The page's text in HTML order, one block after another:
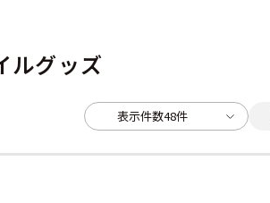
カードスリーブ・カード収納ケース
アパレル小物
ルグッズ
表示件数48件